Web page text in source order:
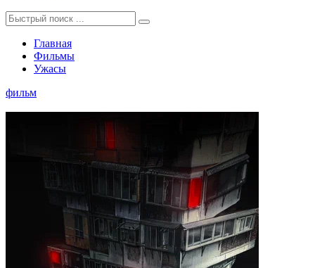
Главная
Фильмы
Ужасы
фильм